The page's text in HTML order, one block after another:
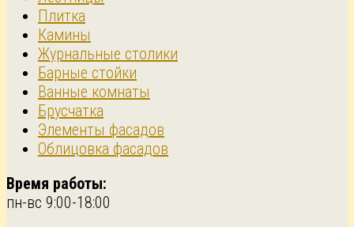
Плитка
Камины
Журнальные столики
Барные стойки
Ванные комнаты
Брусчатка
Элементы фасадов
Облицовка фасадов
Время работы:
пн-вс 9:00-18:00